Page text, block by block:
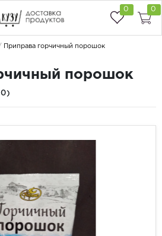
0 0
Приправа горчичный порошок
порошок